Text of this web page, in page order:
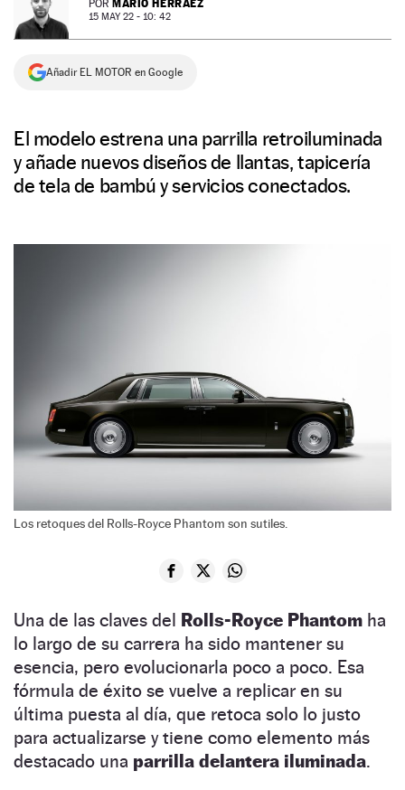
NEWSLETTER
SÍGUENOS
POR MARIO HERRÁEZ
15 MAY 22 - 10: 42
Añadir EL MOTOR en Google
El modelo estrena una parrilla retroiluminada
y añade nuevos diseños de llantas, tapicería
de tela de bambú y servicios conectados.
Los retoques del Rolls-Royce Phantom son sutiles.
Una de las claves del Rolls-Royce Phantom ha
lo largo de su carrera ha sido mantener su
esencia, pero evolucionarla poco a poco. Esa
fórmula de éxito se vuelve a replicar en su
última puesta al día, que retoca solo lo justo
para actualizarse y tiene como elemento más
destacado una parrilla delantera iluminada.